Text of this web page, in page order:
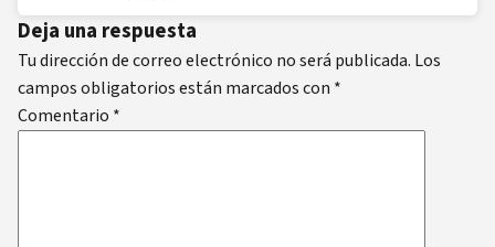
Deja una respuesta
Tu dirección de correo electrónico no será publicada. Los
campos obligatorios están marcados con *
Comentario *